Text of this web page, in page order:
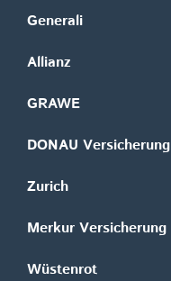
Generali
Allianz
GRAWE
DONAU Versicherung
Zurich
Merkur Versicherung
Wüstenrot